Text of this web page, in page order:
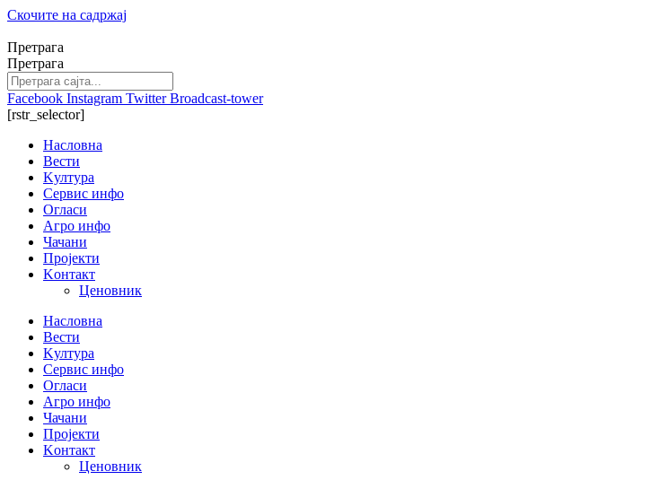
Скочите на садржај
Претрага
Претрага
Facebook Instagram Twitter Broadcast-tower
[rstr_selector]
Насловна
Вести
Kултура
Сервис инфо
Огласи
Агро инфо
Чачани
Пројекти
Kонтакт
Ценовник
Насловна
Вести
Kултура
Сервис инфо
Огласи
Агро инфо
Чачани
Пројекти
Kонтакт
Ценовник